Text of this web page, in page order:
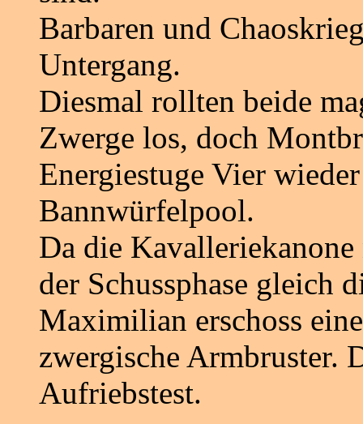
Barbaren und
Untergang.
Diesmal rollten beide
Zwerge los, doch
Energiestuge Vier
Bannwürfelpool.
Da die
der Schussphase gleich
Maximilian erschoss
zwergische Armbruster.
Aufriebstest.